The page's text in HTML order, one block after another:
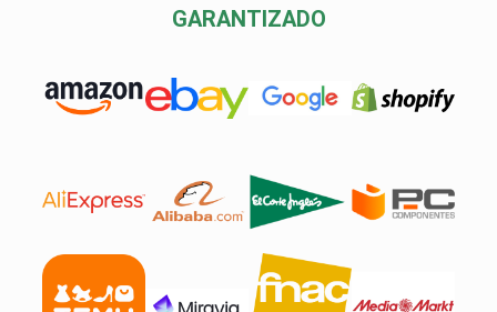
GARANTIZADO